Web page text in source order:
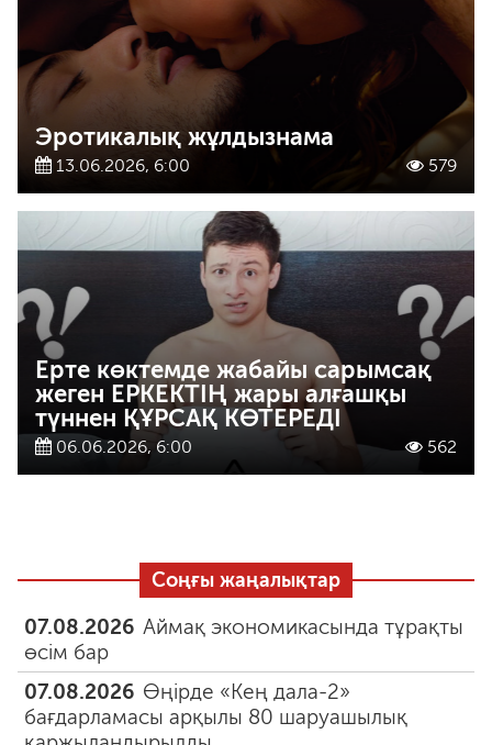
Эротикалық жұлдызнама
13.06.2026, 6:00 579
Ерте көктемде жабайы сарымсақ
жеген ЕРКЕКТІҢ жары алғашқы
түннен ҚҰРСАҚ КӨТЕРЕДІ
06.06.2026, 6:00 562
Соңғы жаңалықтар
07.08.2026 Аймақ экономикасында тұрақты
өсім бар
07.08.2026 Өңірде «Кең дала-2»
бағдарламасы арқылы 80 шаруашылық